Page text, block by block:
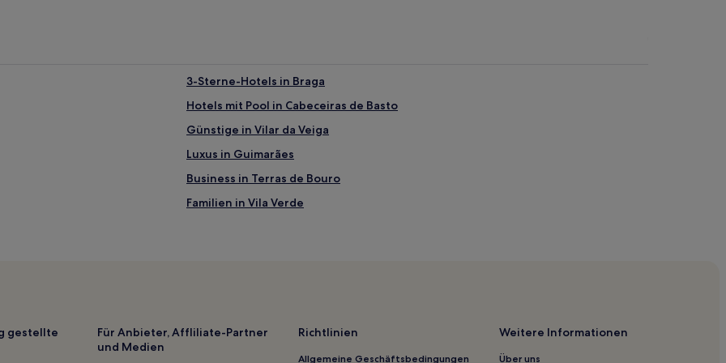
3-Sterne-Hotels in Braga
Hotels mit Pool in Cabeceiras de Basto
Günstige in Vilar da Veiga
Luxus in Guimarães
Business in Terras de Bouro
Familien in Vila Verde
gestellte
Für Anbieter, Affliliate-Partner
und Medien
Richtlinien
Allgemeine Geschäftsbedingungen
Weitere Informationen
Über uns